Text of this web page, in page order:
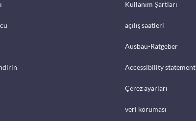
Kullanım Şartları
açılış saatleri
Ausbau-Ratgeber
Accessibility statement
Çerez ayarları
veri koruması